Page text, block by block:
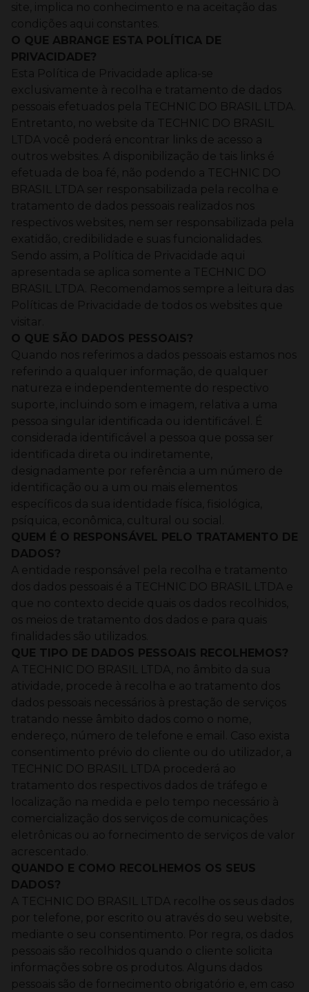
site, implica no conhecimento e na aceitação das
condições aqui constantes.
O QUE ABRANGE ESTA POLÍTICA DE
PRIVACIDADE?
Esta Política de Privacidade aplica-se
exclusivamente à recolha e tratamento de dados
pessoais efetuados pela TECHNIC DO BRASIL LTDA.
Entretanto, no website da TECHNIC DO BRASIL
LTDA você poderá encontrar links de acesso a
outros websites. A disponibilização de tais links é
efetuada de boa fé, não podendo a TECHNIC DO
BRASIL LTDA ser responsabilizada pela recolha e
tratamento de dados pessoais realizados nos
respectivos websites, nem ser responsabilizada pela
exatidão, credibilidade e suas funcionalidades.
Sendo assim, a Política de Privacidade aqui
apresentada se aplica somente a TECHNIC DO
BRASIL LTDA. Recomendamos sempre a leitura das
Políticas de Privacidade de todos os websites que
visitar.
O QUE SÃO DADOS PESSOAIS?
Quando nos referimos a dados pessoais estamos nos
referindo a qualquer informação, de qualquer
natureza e independentemente do respectivo
suporte, incluindo som e imagem, relativa a uma
pessoa singular identificada ou identificável.
É
considerada identificável a pessoa que possa ser
identificada direta ou indiretamente,
designadamente por referência a um número de
identificação ou a um ou mais elementos
específicos da sua identidade física, fisiológica,
psíquica, econômica, cultural ou social.
QUEM É O RESPONSÁVEL PELO TRATAMENTO DE
DADOS?
A entidade responsável pela recolha e tratamento
dos dados pessoais é a TECHNIC DO BRASIL LTDA e
que no contexto decide quais os dados recolhidos,
os meios de tratamento dos dados e para quais
finalidades são utilizados.
QUE TIPO DE DADOS PESSOAIS RECOLHEMOS?
A TECHNIC DO BRASIL LTDA, no âmbito da sua
atividade, procede à recolha e ao tratamento dos
dados pessoais necessários à prestação de serviços
tratando nesse âmbito dados como o nome,
endereço, número de telefone e email.
Caso exista
consentimento prévio do cliente ou do utilizador, a
TECHNIC DO BRASIL LTDA procederá ao
tratamento dos respectivos dados de tráfego e
localização na medida e pelo tempo necessário à
comercialização dos serviços de comunicações
eletrônicas ou ao fornecimento de serviços de valor
acrescentado.
QUANDO E COMO RECOLHEMOS OS SEUS
DADOS?
A TECHNIC DO BRASIL LTDA recolhe os seus dados
por telefone, por escrito ou através do seu website,
mediante o seu consentimento. Por regra, os dados
pessoais são recolhidos quando o cliente solicita
informações sobre os produtos.
Alguns dados
pessoais são de fornecimento obrigatório e, em caso